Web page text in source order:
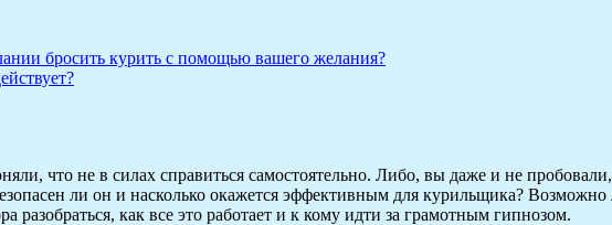
бросить курить с помощью вашего желания?
что не в силах справиться самостоятельно. Либо, вы даже и не
ли он и насколько окажется эффективным для курильщика?
как все это работает и к кому идти за грамотным гипнозом.